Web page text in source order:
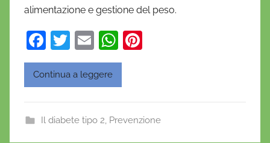
D
f
alimentazione e gestione del peso.
F
a
c
b
T
w
itt
E
m
ai
W
h
A st
Continua a leggere
Il diabete tipo 2, Prevenzione